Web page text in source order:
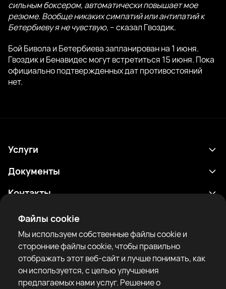
Файлы cookie
Мы используем собственные файлы cookie и
сторонние файлы cookie, чтобы правильно
отображать этот веб-сайт и лучше понимать, как
он используется, с целью улучшения
предлагаемых нами услуг. Решение о
сильным боксером, автоматически повышает мое
резюме. Вообще никаких симпатий или антипатий к
Бетербиеву я не чувствую, – сказал Гвоздик.
Бой Бивола и Бетербиева запланирован на 1 июня.
Гвоздик и Бенавидес могут встретиться 15 июня. Пока
официально подтвержденных дат противостояний
нет.
Услуги
Расписание
Боксеры
Рейтинги
Новости
Статьи
Sparring Finder
Документы
Политика конфиденциальности
Уведомление о рисках
Правила сообщества
Контакты
support@rtfight.com
Приложения